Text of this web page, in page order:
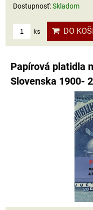
Dostupnosť:Skladom
ks DO
Papírová platidla
Slovenska 1900-